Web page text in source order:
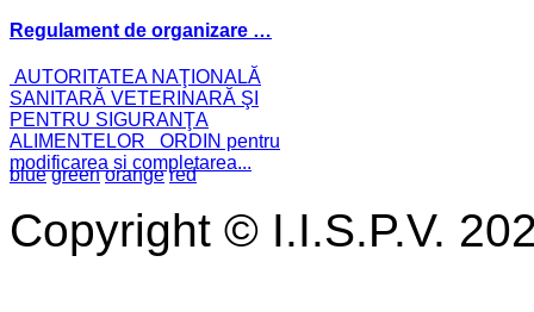
Regulament de organizare …
AUTORITATEA NAŢIONALĂ
SANITARĂ VETERINARĂ ŞI
PENTRU SIGURANŢA
ALIMENTELOR ORDIN pentru
modificarea și completarea...
blue green orange red
Copyright © I.I.S.P.V.